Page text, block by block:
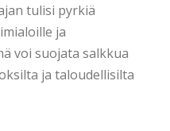
tulisi pyrkiä
ja
voi suojata salkkua
ja taloudellisilta